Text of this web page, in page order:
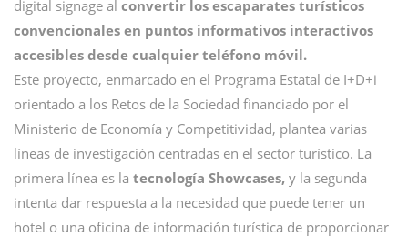
digital signage al convertir los escaparates turísticos
convencionales en puntos informativos interactivos
accesibles desde cualquier teléfono móvil.
Este proyecto, enmarcado en el Programa Estatal de I+D+i
orientado a los Retos de la Sociedad financiado por el
Ministerio de Economía y Competitividad, plantea varias
líneas de investigación centradas en el sector turístico. La
primera línea es la tecnología Showcases, y la segunda
intenta dar respuesta a la necesidad que puede tener un
hotel o una oficina de información turística de proporcionar